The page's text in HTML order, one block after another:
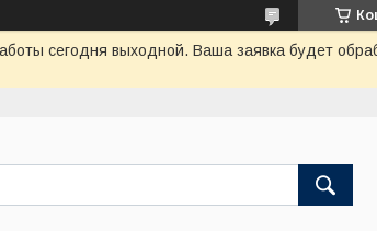
сегодня выходной. Ваша заявка будет